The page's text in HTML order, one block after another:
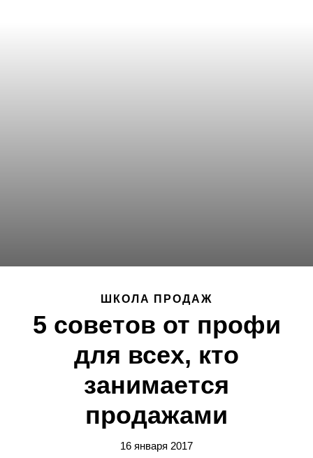
ШКОЛА ПРОДАЖ
5 советов от профи
для всех, кто
занимается
продажами
16 января 2017